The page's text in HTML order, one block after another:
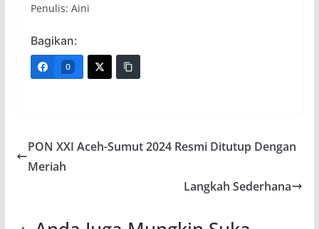
Penulis: Aini
Bagikan:
0
PON XXI Aceh-Sumut 2024 Resmi Ditutup Dengan
Meriah
Langkah Sederhana